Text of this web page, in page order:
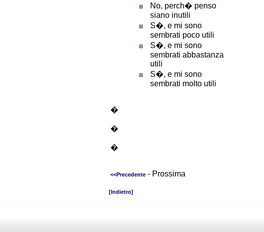
No, perch� penso
siano inutili
S�, e mi sono
sembrati poco utili
S�, e mi sono
sembrati abbastanza
utili
S�, e mi sono
sembrati molto utili
�
�
�
<<Precedente - Prossima
[Indietro]